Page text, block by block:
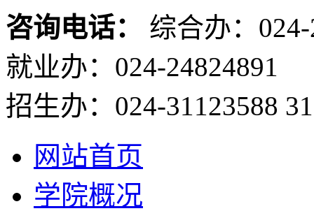
咨询电话：
综合办：
就业办：024-24824891
招生办：024-31123588
网站首页
学院概况